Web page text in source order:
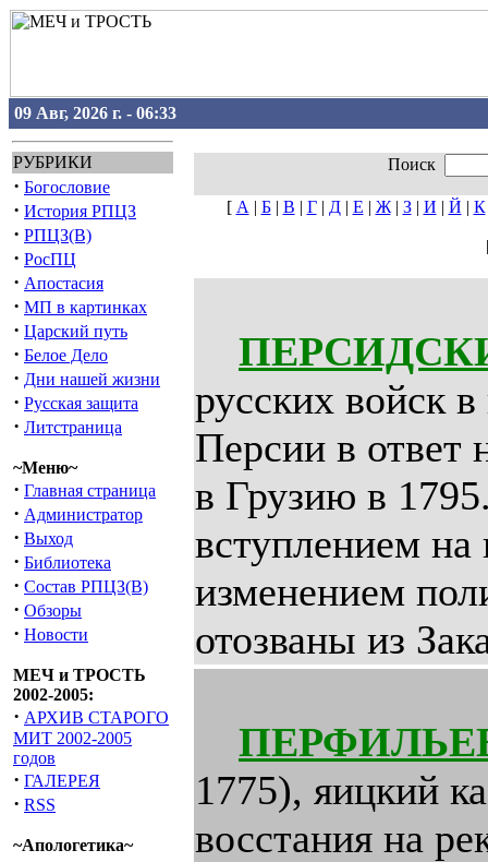
09 Авг, 2026 г. - 06:33
РУБРИКИ
· Богословие
· История РПЦЗ
· РПЦЗ(В)
· РосПЦ
· Апостасия
· МП в картинках
· Царский путь
· Белое Дело
· Дни нашей жизни
· Русская защита
· Литстраница
~Меню~
· Главная страница
· Администратор
· Выход
· Библиотека
· Состав РПЦЗ(В)
· Обзоры
· Новости
МЕЧ и ТРОСТЬ
2002-2005:
· АРХИВ СТАРОГО
МИТ 2002-2005
годов
· ГАЛЕРЕЯ
· RSS
~Апологетика~
Поиск
[ А | Б| В | Г| Д| Е | Ж| З| И | Й | К
русских войск
Персии в ответ
в Грузию в
вступлением
изменением
отозваны из
ПЕРФИЛЬЕВ
1775), яицкий
восстания на